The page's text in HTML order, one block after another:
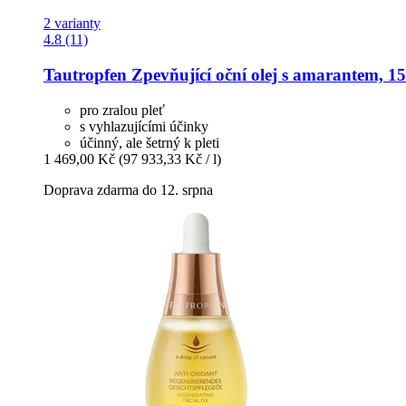
2 varianty
4.8 (11)
Tautropfen Zpevňující oční olej s amarantem,
pro zralou pleť
s vyhlazujícími účinky
účinný, ale šetrný k pleti
1 469,00 Kč (97 933,33 Kč / l)
Doprava zdarma do 12. srpna